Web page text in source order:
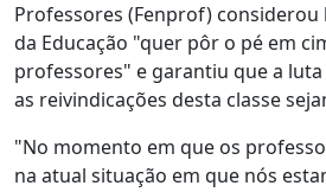
Professores (Fenprof)
da Educação "quer pôr o pé em
professores" e garantiu que a
as reivindicações desta classe
"No momento em que os
na atual situação em que nós